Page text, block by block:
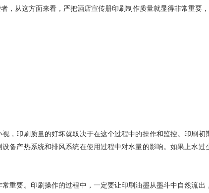
，从这方面来看，严把酒店宣传册印刷制作质量就显得非常重要
，印刷质量的好坏就取决于在这个过程中的操作和监控。印刷
备产热系统和排风系统在使用过程中对水量的影响。如果上水
重要。印刷操作的过程中，一定要让印刷油墨从墨斗中自然流